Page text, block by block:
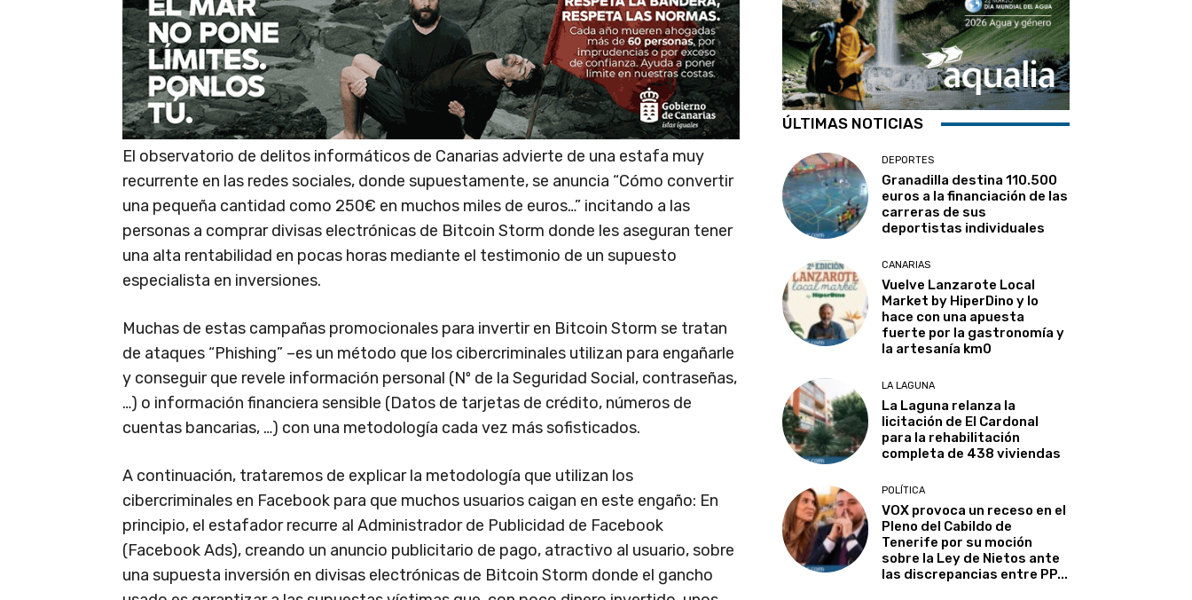
El observatorio de delitos informáticos de Canarias advierte de una estafa muy
recurrente en las redes sociales, donde supuestamente, se anuncia “Cómo convertir
una pequeña cantidad como 250€ en muchos miles de euros…” incitando a las
personas a comprar divisas electrónicas de Bitcoin Storm donde les aseguran tener
una alta rentabilidad en pocas horas mediante el testimonio de un supuesto
especialista en inversiones.
Muchas de estas campañas promocionales para invertir en Bitcoin Storm se tratan
de ataques “Phishing” –es un método que los cibercriminales utilizan para engañarle
y conseguir que revele información personal (Nº de la Seguridad Social, contraseñas,
…) o información financiera sensible (Datos de tarjetas de crédito, números de
cuentas bancarias, …) con una metodología cada vez más sofisticados.
A continuación, trataremos de explicar la metodología que utilizan los
cibercriminales en Facebook para que muchos usuarios caigan en este engaño: En
principio, el estafador recurre al Administrador de Publicidad de Facebook
(Facebook Ads), creando un anuncio publicitario de pago, atractivo al usuario, sobre
una supuesta inversión en divisas electrónicas de Bitcoin Storm donde el gancho
ÚLTIMAS NOTICIAS
DEPORTES
Granadilla destina 110.500
euros a la financiación de las
carreras de sus
deportistas individuales
CANARIAS
Vuelve Lanzarote Local
Market by HiperDino y lo
hace con una apuesta
fuerte por la gastronomía y
la artesanía km0
LA LAGUNA
La Laguna relanza la
licitación de El Cardonal
para la rehabilitación
completa de 438 viviendas
POLÍTICA
VOX provoca un receso en el
Pleno del Cabildo de
Tenerife por su moción
sobre la Ley de Nietos ante
las discrepancias entre PP...